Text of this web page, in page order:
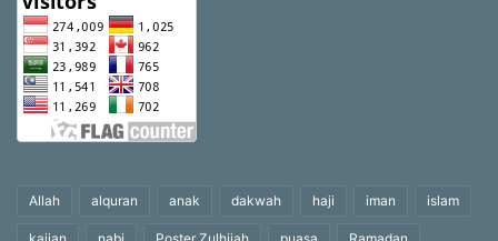
Allah alquran anak dakwah haji iman islam